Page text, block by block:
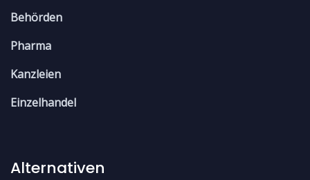
Behörden
Pharma
Kanzleien
Einzelhandel
Alternativen